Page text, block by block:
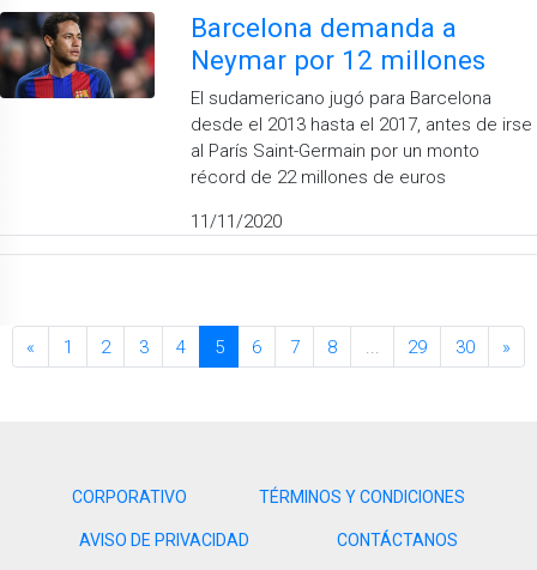
Barcelona demanda a
Neymar por 12 millones
El sudamericano jugó para Barcelona
desde el 2013 hasta el 2017, antes de irse
al París Saint-Germain por un monto
récord de 22 millones de euros
11/11/2020
« 1 2 3 4 5 6 7 8 29 30 »
CORPORATIVO TÉRMINOS Y CONDICIONES
AVISO DE PRIVACIDAD CONTÁCTANOS